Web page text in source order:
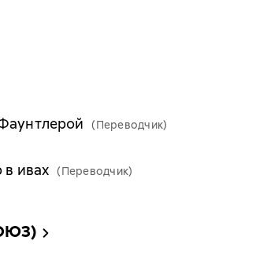
(Переводчик)
ивах (Переводчик)